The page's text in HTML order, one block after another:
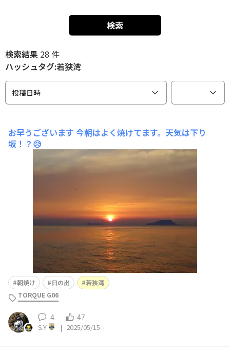
検索
検索結果 28 件
ハッシュタグ:若狭湾
投稿日時
お早うございます 今朝はよく焼けてます。天気は下り
坂！？😥
朝焼け 日の出
若狭湾
TORQUE G06
4 47
S.Y | 2025/05/15